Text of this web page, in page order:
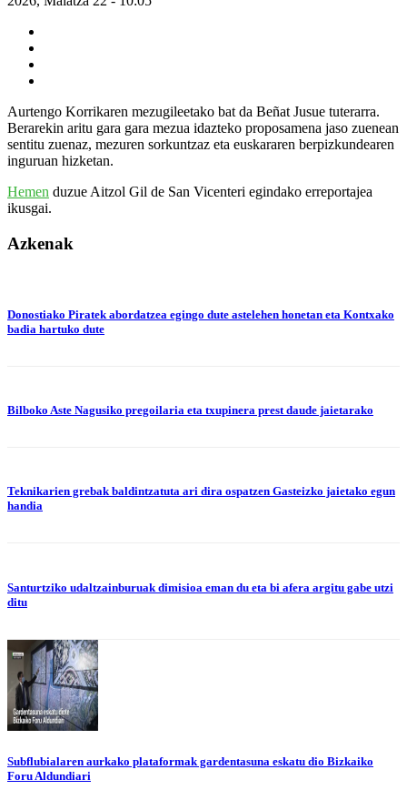
Aurtengo Korrikaren mezugileetako bat da Beñat Jusue tuterarra.
Berarekin aritu gara gara mezua idazteko proposamena jaso zuenean
sentitu zuenaz, mezuren sorkuntzaz eta euskararen berpizkundearen
inguruan hizketan.
Hemen duzue Aitzol Gil de San Vicenteri egindako erreportajea
ikusgai.
Azkenak
Donostiako Piratek abordatzea egingo dute astelehen honetan eta Kontxako
badia hartuko dute
Bilboko Aste Nagusiko pregoilaria eta txupinera prest daude jaietarako
Teknikarien grebak baldintzatuta ari dira ospatzen Gasteizko jaietako egun
handia
Santurtziko udaltzainburuak dimisioa eman du eta bi afera argitu gabe utzi
ditu
Subflubialaren aurkako plataformak gardentasuna eskatu dio Bizkaiko
Foru Aldundiari